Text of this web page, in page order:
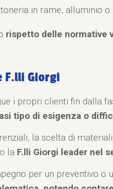
in rame, alluminio
rispetto delle normative
F.lli Giorgi
i propri clienti fin dalla
tipo di esigenza o
la scelta di
la F.lli Giorgi leader nel
per un preventivo o